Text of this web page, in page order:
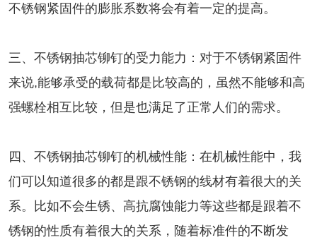
不锈钢紧固件的膨胀系数将会有着一定的提高。
三、不锈钢抽芯铆钉的受力能力：对于不锈钢紧固件
来说,能够承受的载荷都是比较高的，虽然不能够和高
强螺栓相互比较，但是也满足了正常人们的需求。
四、不锈钢抽芯铆钉的机械性能：在机械性能中，我
们可以知道很多的都是跟不锈钢的线材有着很大的关
系。比如不会生锈、高抗腐蚀能力等这些都是跟着不
锈钢的性质有着很大的关系，随着标准件的不断发